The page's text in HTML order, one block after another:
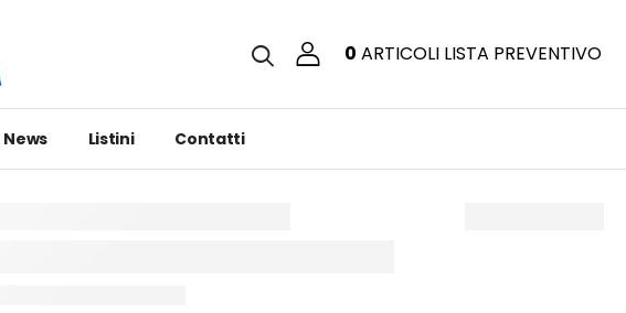
0 ARTICOLI LISTA PREVENTIVO
News Listini Contatti